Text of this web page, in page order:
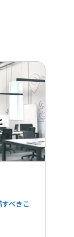
べきこ